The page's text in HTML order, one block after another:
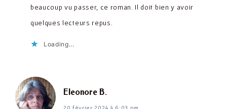
beaucoup vu passer, ce roman. Il doit bien y avoir
quelques lecteurs repus.
Loading...
Eleonore B.